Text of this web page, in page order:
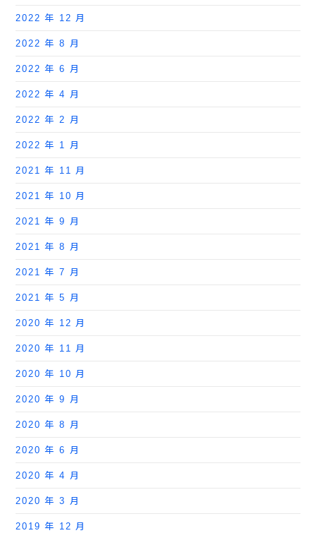
2022 年 12 月
2022 年 8 月
2022 年 6 月
2022 年 4 月
2022 年 2 月
2022 年 1 月
2021 年 11 月
2021 年 10 月
2021 年 9 月
2021 年 8 月
2021 年 7 月
2021 年 5 月
2020 年 12 月
2020 年 11 月
2020 年 10 月
2020 年 9 月
2020 年 8 月
2020 年 6 月
2020 年 4 月
2020 年 3 月
2019 年 12 月